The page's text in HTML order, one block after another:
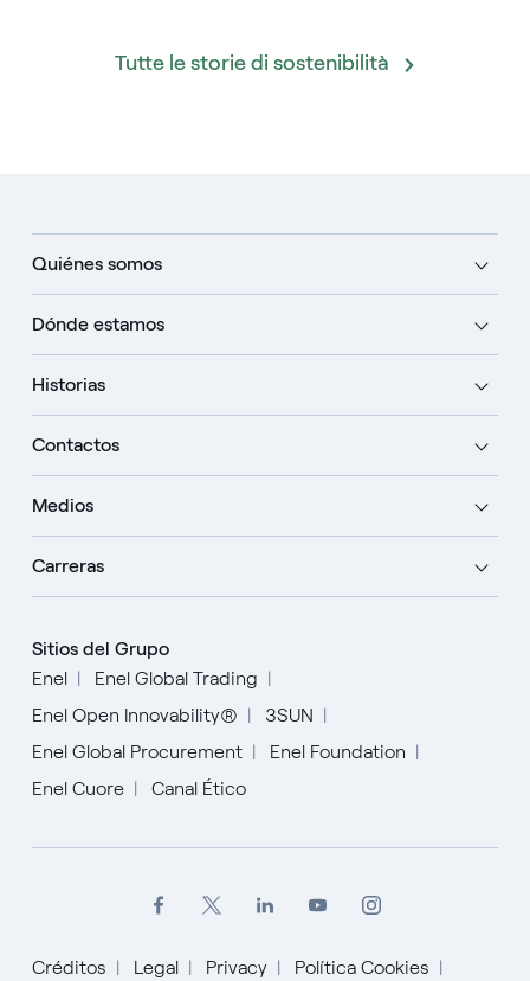
Tutte le storie di sostenibilità
Quiénes somos
Dónde estamos
Historias
Contactos
Medios
Carreras
Sitios del Grupo
Enel
Enel Global Trading
Enel Open Innovability®
3SUN
Enel Global Procurement
Enel Foundation
Enel Cuore
Canal Ético
Créditos Legal Privacy Política Cookies